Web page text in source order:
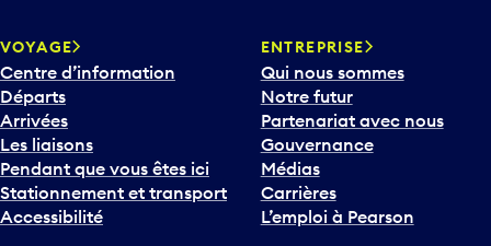
v
e
r
s
l
e
b
a
VOYAGE
Centre d’information
Départs
Arrivées
Les liaisons
Pendant que vous êtes ici
Stationnement et transport
Accessibilité
ENTREPRISE
Qui nous sommes
Notre futur
Partenariat avec nous
Gouvernance
Médias
Carrières
L’emploi à Pearson